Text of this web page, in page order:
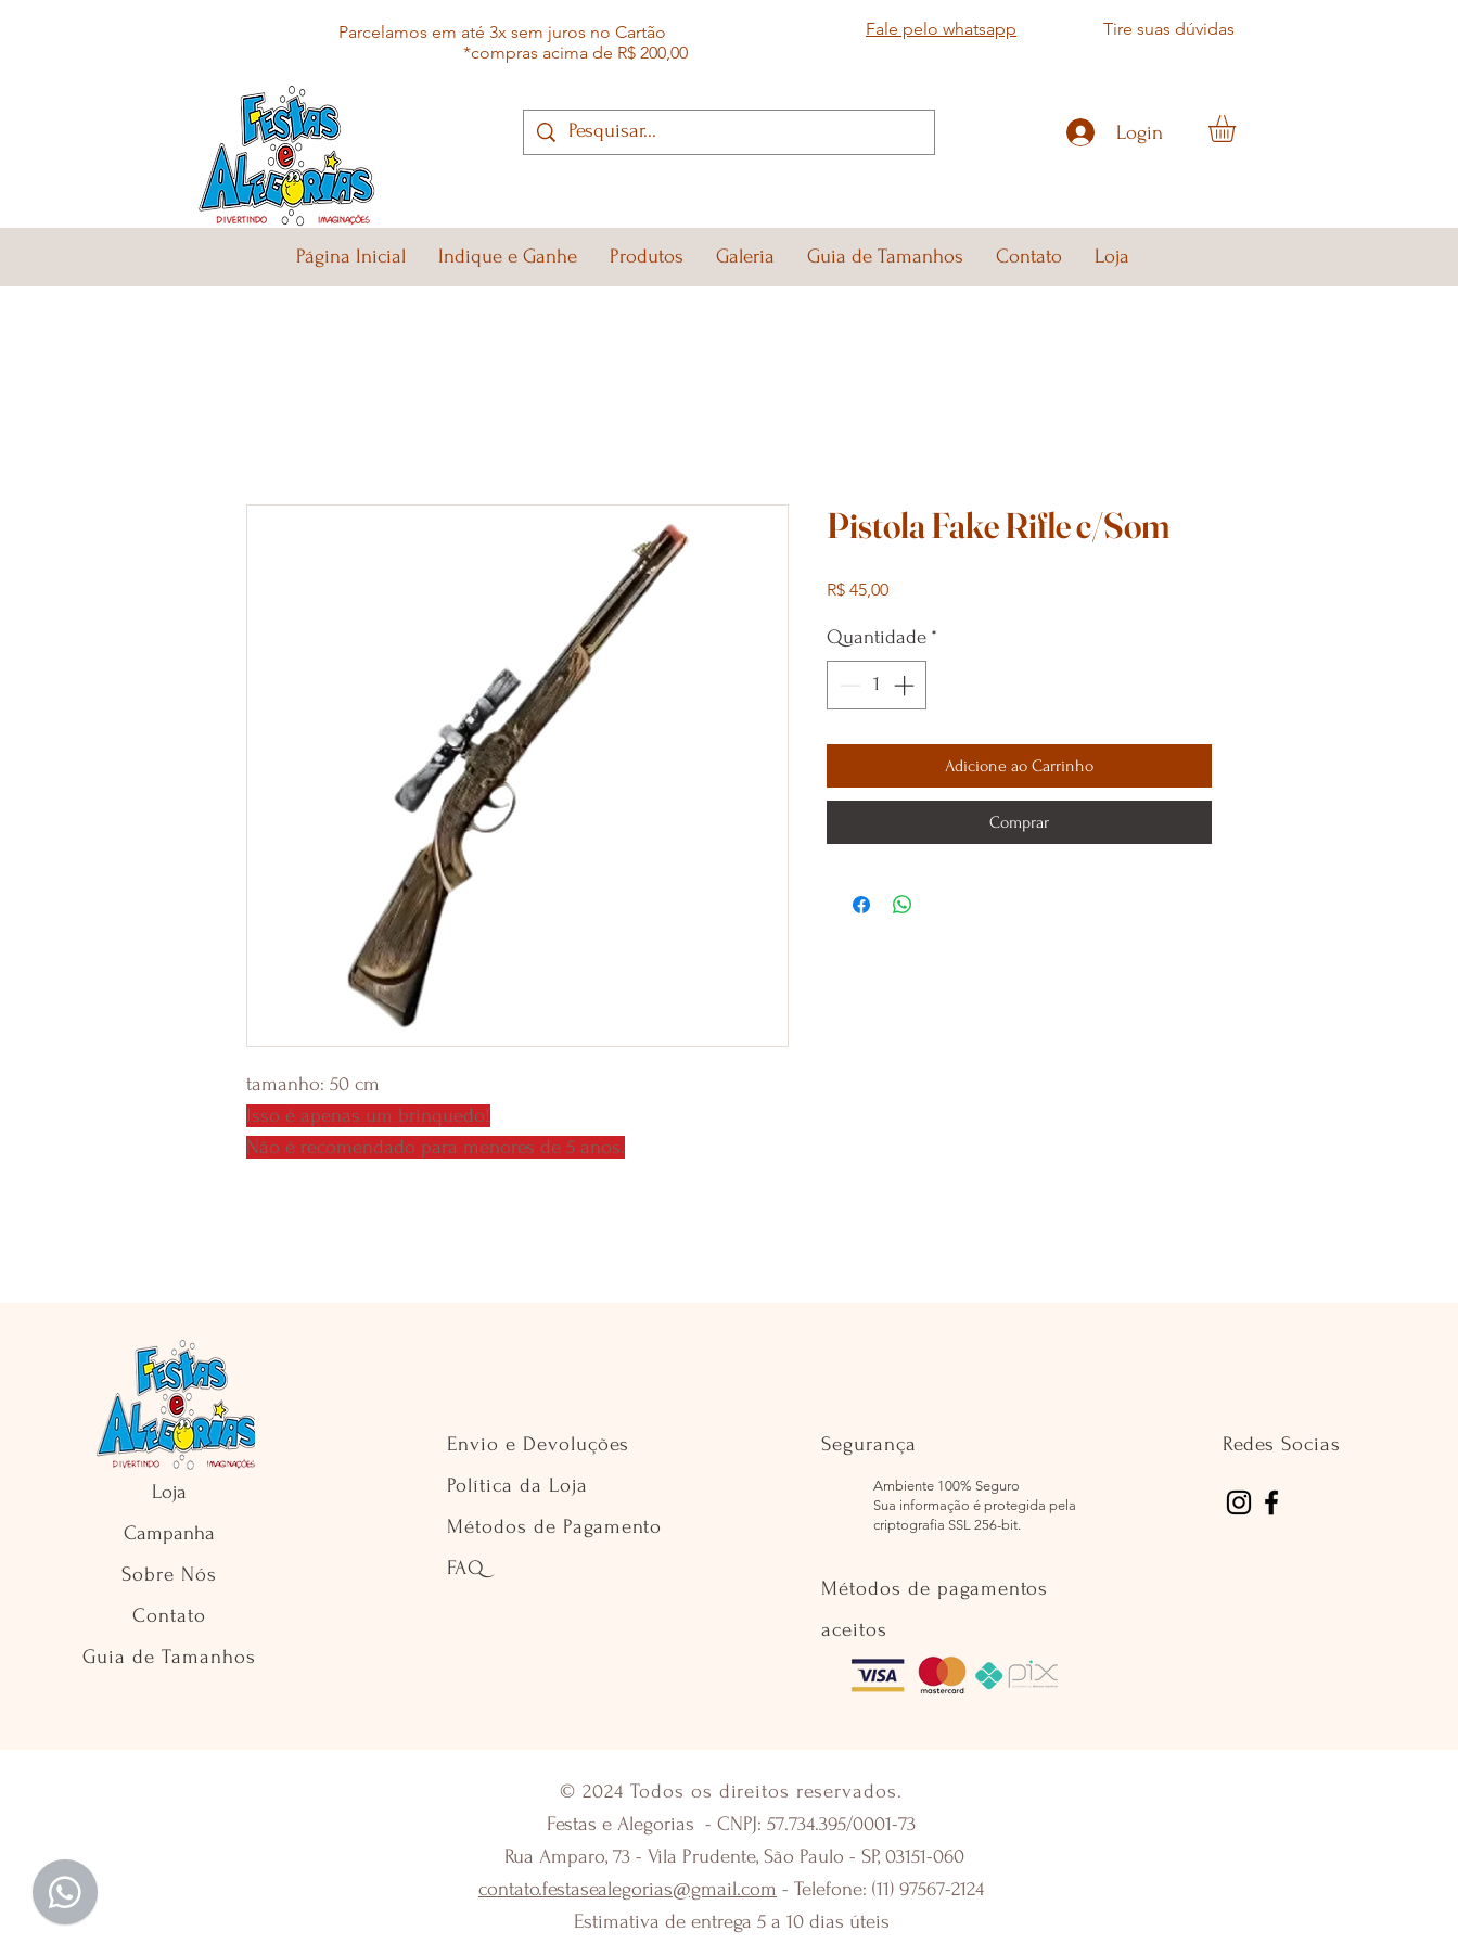
Parcelamos em até 3x sem juros no Cartão Fale pelo whatsapp
Tire suas dúvidas
*compras acima de R$ 200,00
Login
Página Inicial Indique e Ganhe Produtos Galeria Guia de Tamanhos Contato Loja
tamanho: 50 cm
Isso é apenas um brinquedo!
Não é recomendado para menores de 5 anos.
Pistola Fake Rifle c/Som
R$ 45,00Preço
Quantidade *
Adicione ao Carrinho
Comprar
Loja
Campanha
Sobre Nós
Contato
Guia de Tamanhos
Envio e Devoluções
Política da Loja
Métodos de Pagamento
FAQ
Segurança
Ambiente 100% Seguro
Sua informação é protegida pela
criptografia SSL 256-bit.
Métodos de pagamentos
aceitos
Redes Socias
© 2024 Todos os direitos reservados.
Festas e Alegorias - CNPJ: 57.734.395/0001-73
Rua Amparo, 73 - Vila Prudente, São Paulo - SP, 03151-060
contato.festasealegorias@gmail.com - Telefone: (11) 97567-2124
Estimativa de entrega 5 a 10 dias úteis